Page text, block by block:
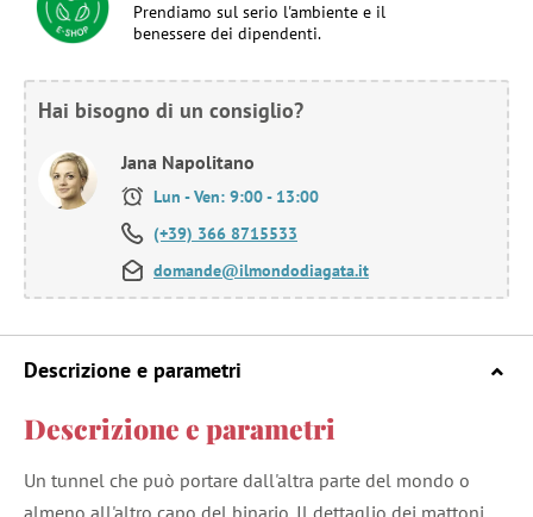
Prendiamo sul serio l'ambiente e il
benessere dei dipendenti.
Hai bisogno di un consiglio?
Jana Napolitano
Lun - Ven: 9:00 - 13:00
(+39) 366 8715533
domande@ilmondodiagata.it
Descrizione e parametri
Descrizione e parametri
Un tunnel che può portare dall'altra parte del mondo o